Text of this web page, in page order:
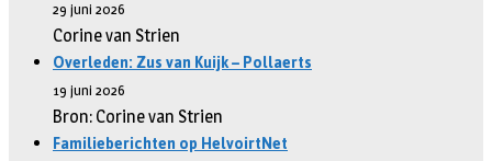
29 juni 2026
Corine van Strien
Overleden: Zus van Kuijk – Pollaerts
19 juni 2026
Bron: Corine van Strien
Familieberichten op HelvoirtNet